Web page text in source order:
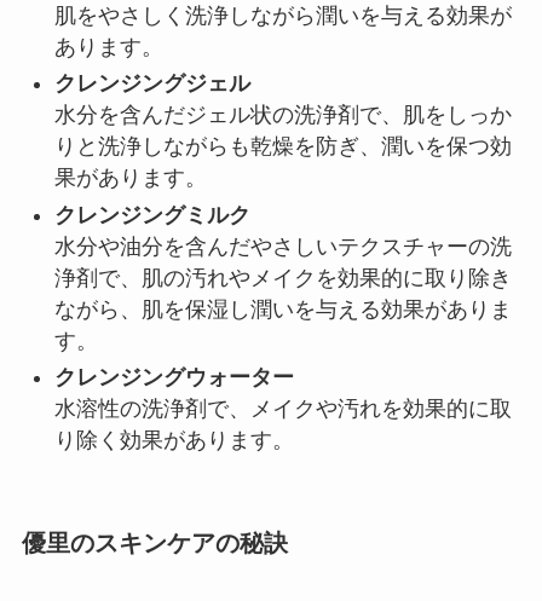
肌をやさしく洗浄しながら潤いを与える効果が
あります。
クレンジングジェル
水分を含んだジェル状の洗浄剤で、肌をしっか
りと洗浄しながらも乾燥を防ぎ、潤いを保つ効
果があります。
クレンジングミルク
水分や油分を含んだやさしいテクスチャーの洗
浄剤で、肌の汚れやメイクを効果的に取り除き
ながら、肌を保湿し潤いを与える効果がありま
す。
クレンジングウォーター
水溶性の洗浄剤で、メイクや汚れを効果的に取
り除く効果があります。
優里のスキンケアの秘訣